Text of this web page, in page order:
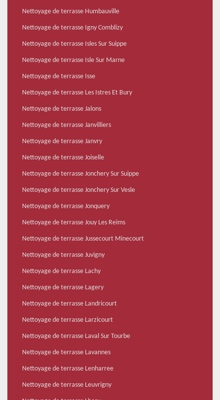
Nettoyage de terrasse Humbauville
Nettoyage de terrasse Igny Comblizy
Nettoyage de terrasse Isles Sur Suippe
Nettoyage de terrasse Isle Sur Marne
Nettoyage de terrasse Isse
Nettoyage de terrasse Les Istres Et Bury
Nettoyage de terrasse Jalons
Nettoyage de terrasse Janvilliers
Nettoyage de terrasse Janvry
Nettoyage de terrasse Joiselle
Nettoyage de terrasse Jonchery Sur Suippe
Nettoyage de terrasse Jonchery Sur Vesle
Nettoyage de terrasse Jonquery
Nettoyage de terrasse Jouy Les Reims
Nettoyage de terrasse Jussecourt Minecourt
Nettoyage de terrasse Juvigny
Nettoyage de terrasse Lachy
Nettoyage de terrasse Lagery
Nettoyage de terrasse Landricourt
Nettoyage de terrasse Larzicourt
Nettoyage de terrasse Laval Sur Tourbe
Nettoyage de terrasse Lavannes
Nettoyage de terrasse Lenharree
Nettoyage de terrasse Leuvrigny